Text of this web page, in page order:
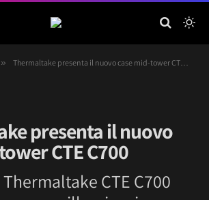
» Thermaltake presenta il nuovo case mid-tower CTE C700
presenta il nuovo
CTE C700
CTE C700